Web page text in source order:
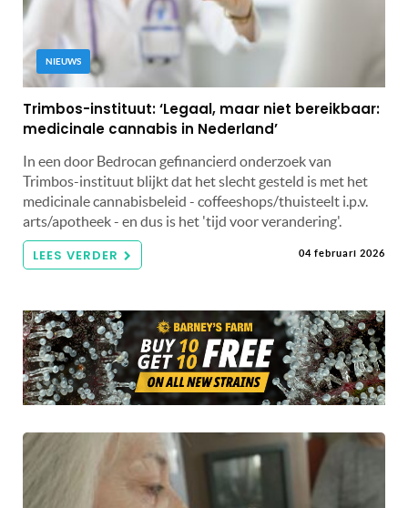
NIEUWS
Trimbos-instituut: ‘Legaal, maar niet bereikbaar:
medicinale cannabis in Nederland’
In een door Bedrocan gefinancierd onderzoek van
Trimbos-instituut blijkt dat het slecht gesteld is met het
medicinale cannabisbeleid - coffeeshops/thuisteelt i.p.v.
arts/apotheek - en dus is het 'tijd voor verandering'.
LEES VERDER 04 februari 2026